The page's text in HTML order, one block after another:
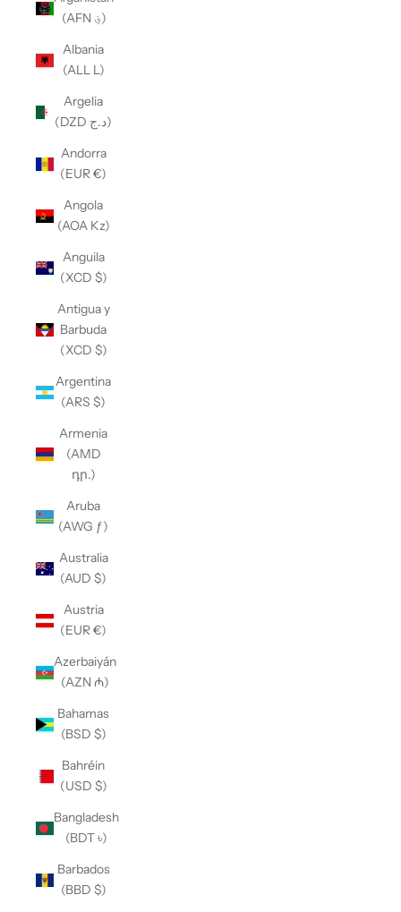
(AFN ؋)
Albania
(ALL L)
Argelia
(DZD د.ج)
Andorra
(EUR €)
Angola
(AOA Kz)
Anguila
(XCD $)
Antigua y
Barbuda
(XCD $)
Argentina
(ARS $)
Armenia
(AMD
դր.)
Aruba
(AWG ƒ)
Australia
(AUD $)
Austria
(EUR €)
Azerbaiyán
(AZN ₼)
Bahamas
(BSD $)
Bahréin
(USD $)
Bangladesh
(BDT ৳)
Barbados
(BBD $)